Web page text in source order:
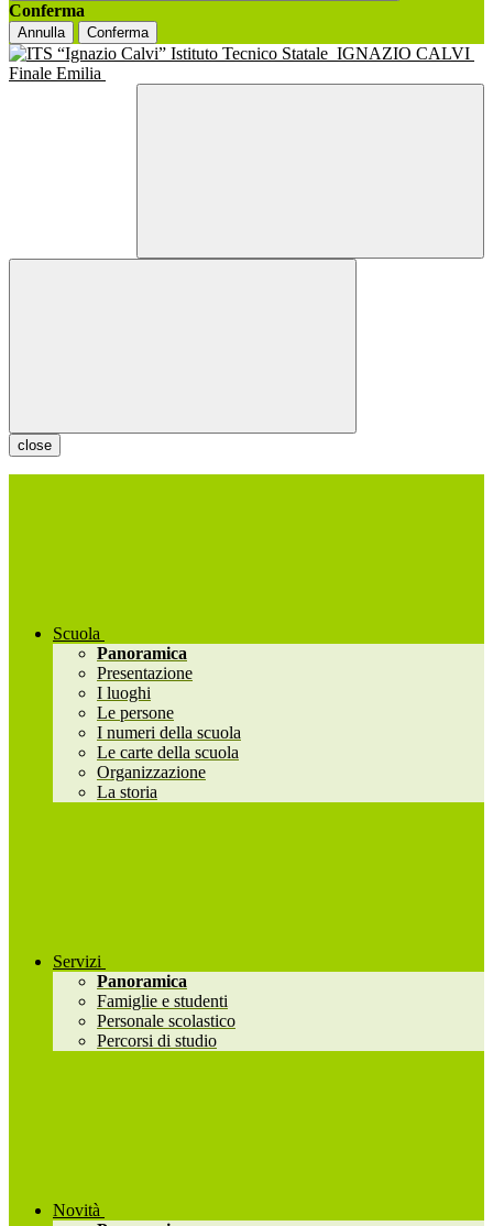
Conferma
Annulla Conferma
Istituto Tecnico Statale IGNAZIO CALVI
Finale Emilia
close
Scuola
Panoramica
Presentazione
I luoghi
Le persone
I numeri della scuola
Le carte della scuola
Organizzazione
La storia
Servizi
Panoramica
Famiglie e studenti
Personale scolastico
Percorsi di studio
Novità